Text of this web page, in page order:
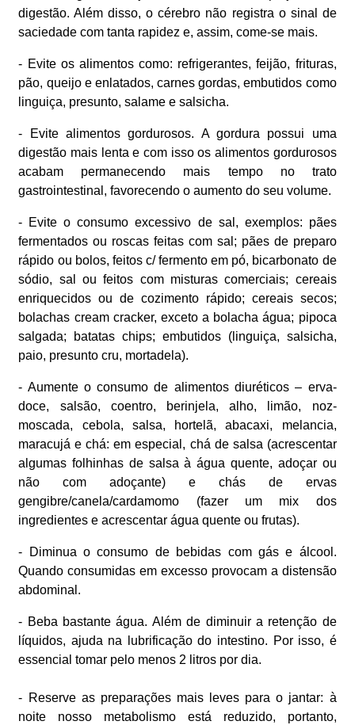
digestão. Além disso, o cérebro não registra o sinal de
saciedade com tanta rapidez e, assim, come-se mais.
- Evite os alimentos como: refrigerantes, feijão, frituras,
pão, queijo e enlatados, carnes gordas, embutidos como
linguiça, presunto, salame e salsicha.
- Evite alimentos gordurosos. A gordura possui uma
digestão mais lenta e com isso os alimentos gordurosos
acabam permanecendo mais tempo no trato
gastrointestinal, favorecendo o aumento do seu volume.
- Evite o consumo excessivo de sal, exemplos: pães
fermentados ou roscas feitas com sal; pães de preparo
rápido ou bolos, feitos c/ fermento em pó, bicarbonato de
sódio, sal ou feitos com misturas comerciais; cereais
enriquecidos ou de cozimento rápido; cereais secos;
bolachas cream cracker, exceto a bolacha água; pipoca
salgada; batatas chips; embutidos (linguiça, salsicha,
paio, presunto cru, mortadela).
- Aumente o consumo de alimentos diuréticos – erva-
doce, salsão, coentro, berinjela, alho, limão, noz-
moscada, cebola, salsa, hortelã, abacaxi, melancia,
maracujá e chá: em especial, chá de salsa (acrescentar
algumas folhinhas de salsa à água quente, adoçar ou
não com adoçante) e chás de ervas
gengibre/canela/cardamomo (fazer um mix dos
ingredientes e acrescentar água quente ou frutas).
- Diminua o consumo de bebidas com gás e álcool.
Quando consumidas em excesso provocam a distensão
abdominal.
- Beba bastante água. Além de diminuir a retenção de
líquidos, ajuda na lubrificação do intestino. Por isso, é
essencial tomar pelo menos 2 litros por dia.
- Reserve as preparações mais leves para o jantar: à
noite nosso metabolismo está reduzido, portanto,